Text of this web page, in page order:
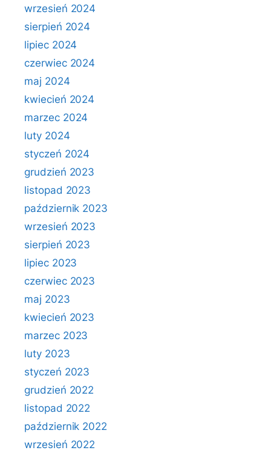
wrzesień 2024
sierpień 2024
lipiec 2024
czerwiec 2024
maj 2024
kwiecień 2024
marzec 2024
luty 2024
styczeń 2024
grudzień 2023
listopad 2023
październik 2023
wrzesień 2023
sierpień 2023
lipiec 2023
czerwiec 2023
maj 2023
kwiecień 2023
marzec 2023
luty 2023
styczeń 2023
grudzień 2022
listopad 2022
październik 2022
wrzesień 2022